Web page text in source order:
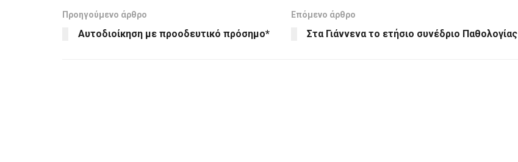
Προηγούμενο άρθρο
Αυτοδιοίκηση με προοδευτικό πρόσημο*
Επόμενο άρθρο
Στα Γιάννενα το ετήσιο συνέδριο Παθολογίας